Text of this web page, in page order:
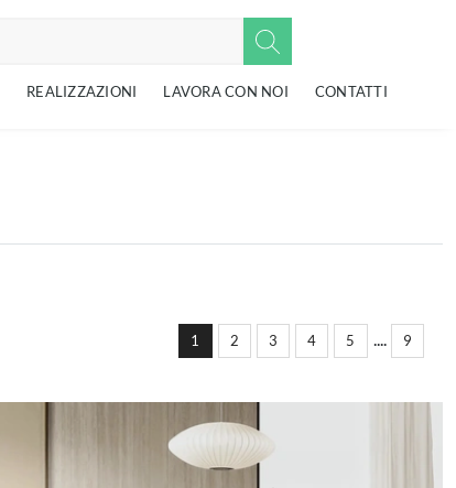
REALIZZAZIONI LAVORA CON NOI CONTATTI
1 2 3 4 5 .... 9